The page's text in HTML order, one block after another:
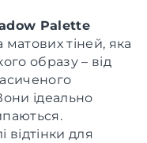
Palette
матових тіней, яка
образу – від
ідеально
відтінки для